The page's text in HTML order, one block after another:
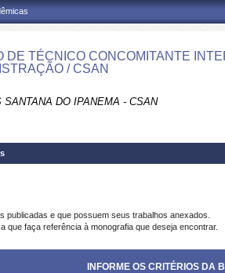
DE TÉCNICO CONCOMITANTE
/ CSAN
SANTANA DO IPANEMA - CSAN
e que possuem seus trabalhos anexados.
que faça referência à monografia que deseja encontrar.
INFORME OS CRITÉRIOS DA